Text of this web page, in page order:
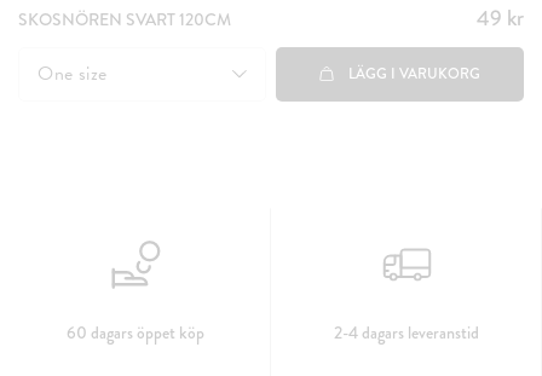
SKOSNÖREN SVART 120CM Pris:
49 kr
49 kr
One size LÄGG I VARUKORG
60 dagars öppet köp 2-4 dagars leveranstid